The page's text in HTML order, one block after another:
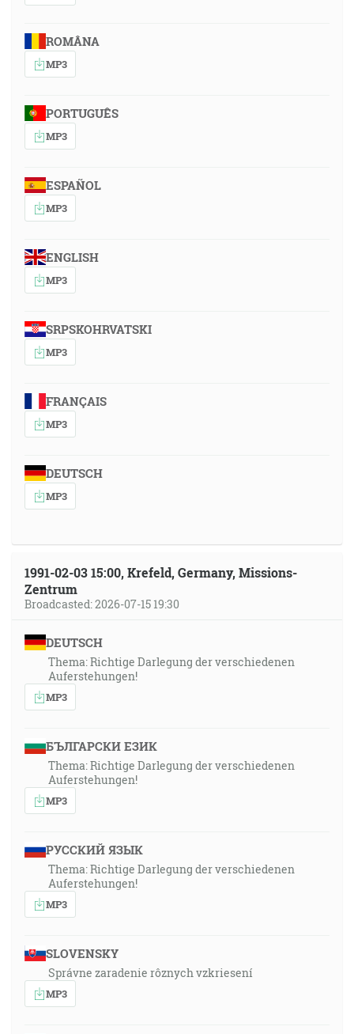
ROMÂNA
MP3
PORTUGUÊS
MP3
ESPAÑOL
MP3
ENGLISH
MP3
SRPSKOHRVATSKI
MP3
FRANÇAIS
MP3
DEUTSCH
MP3
1991-02-03 15:00, Krefeld, Germany, Missions-
Zentrum
Broadcasted: 2026-07-15 19:30
DEUTSCH
Thema: Richtige Darlegung der verschiedenen
Auferstehungen!
MP3
БЪЛГАРСКИ ЕЗИК
Thema: Richtige Darlegung der verschiedenen
Auferstehungen!
MP3
РУССКИЙ ЯЗЫК
Thema: Richtige Darlegung der verschiedenen
Auferstehungen!
MP3
SLOVENSKY
Správne zaradenie rôznych vzkriesení
MP3